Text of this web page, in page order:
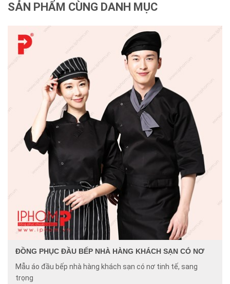
SẢN PHẨM CÙNG DANH MỤC
ĐỒNG PHỤC ĐẦU BẾP NHÀ HÀNG KHÁCH SẠN CÓ NƠ
Mẫu áo đầu bếp nhà hàng khách sạn có nơ tinh tế, sang
trọng